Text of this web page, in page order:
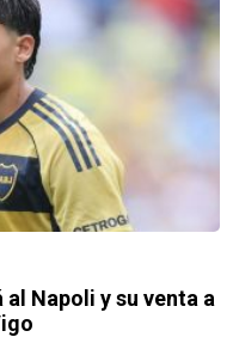
Napoli y su venta a